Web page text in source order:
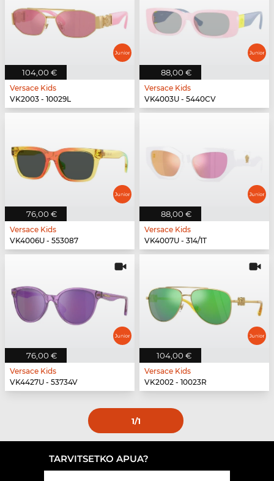
104,00 €
Versace Kids
VK2003 - 10029L
88,00 €
Versace Kids
VK4003U - 5440CV
76,00 €
Versace Kids
VK4006U - 553087
88,00 €
Versace Kids
VK4007U - 314/1T
76,00 €
Versace Kids
VK4427U - 53734V
104,00 €
Versace Kids
VK2002 - 10023R
1/1
TARVITSETKO APUA?